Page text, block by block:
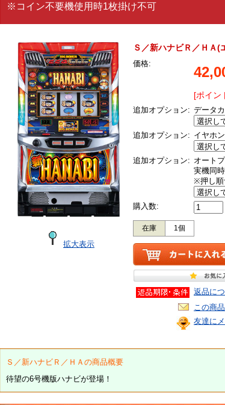
※コイン不要機使用時1枚掛け不可
拡大表示
Ｓ／新ハナビＲ／ＨＡ(
価格:
[ポイン
追加オプション: データ
追加オプション: イヤホ
追加オプション: オート
実機同
※押し順
購入数:
在庫 1個
返品に
この商
友達に
Ｓ／新ハナビＲ／ＨＡの商品概要
待望の6号機版ハナビが登場！